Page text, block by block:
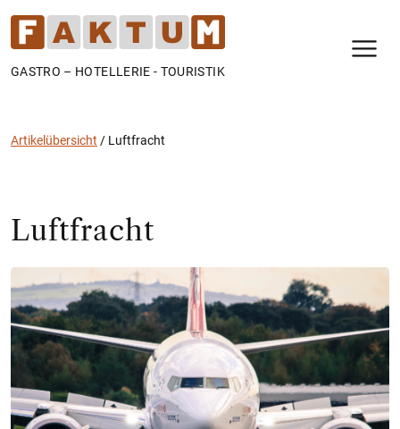
GASTRO – HOTELLERIE - TOURISTIK
Artikelübersicht / Luftfracht
Luftfracht